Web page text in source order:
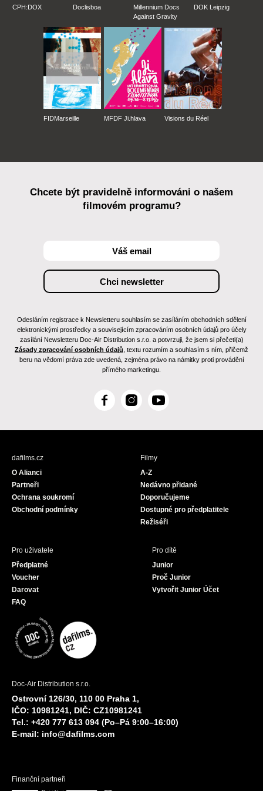
CPH:DOX Doclisboa
Millennium Docs
Against Gravity
DOK Leipzig
FIDMarseille MFDF Ji.hlava Visions du Réel
Chcete být pravidelně informováni o našem
filmovém programu?
Odesláním registrace k Newsletteru souhlasím se zasíláním obchodních sdělení
elektronickými prostředky a souvisejícím zpracováním osobních údajů pro účely
zasílání Newsletteru Doc-Air Distribution s.r.o. a potvrzuji, že jsem si přečetl(a)
Zásady zpracování osobních údajů , textu rozumím a souhlasím s ním, přičemž
beru na vědomí práva zde uvedená, zejména právo na námitky proti provádění
přímého marketingu.
F
c
I
s
Y
u
dafilms.cz
O Alianci
Partneři
Ochrana soukromí
Obchodní podmínky
Filmy
A-Z
Nedávno přidané
Doporučujeme
Dostupné pro předplatitele
Režiséři
Pro uživatele
Předplatné
Voucher
Darovat
FAQ
Pro dítě
Junior
Proč Junior
Vytvořit Junior Účet
Doc-Air Distribution s.r.o.
Ostrovní 126/30, 110 00 Praha 1,
IČO: 10981241, DIČ: CZ10981241
Tel.: +420 777 613 094 (Po–Pá 9:00–16:00)
E-mail: info@dafilms.com
Finanční partneři